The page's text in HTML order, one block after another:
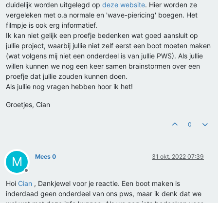
duidelijk worden uitgelegd op deze website. Hier worden ze
vergeleken met o.a normale en 'wave-piericing' boegen. Het
filmpje is ook erg informatief.
Ik kan niet gelijk een proefje bedenken wat goed aansluit op
jullie project, waarbij jullie niet zelf eerst een boot moeten maken
(wat volgens mij niet een onderdeel is van jullie PWS). Als jullie
willen kunnen we nog een keer samen brainstormen over een
proefje dat jullie zouden kunnen doen.
Als jullie nog vragen hebben hoor ik het!
Groetjes, Cian
0
M
Offline
Mees 0 31 okt. 2022 07:39
Hoi Cian , Dankjewel voor je reactie. Een boot maken is
inderdaad geen onderdeel van ons pws, maar ik denk dat we